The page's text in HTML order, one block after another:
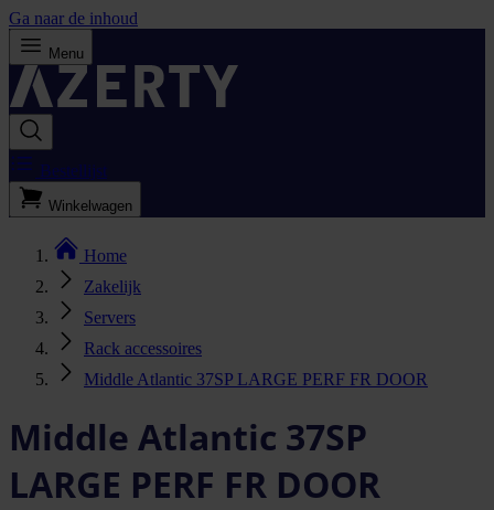
Ga naar de inhoud
Menu
Bestellijst
Winkelwagen
Home
Zakelijk
Servers
Rack accessoires
Middle Atlantic 37SP LARGE PERF FR DOOR
Middle Atlantic 37SP
LARGE PERF FR DOOR